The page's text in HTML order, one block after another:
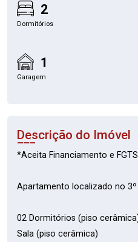
2
Dormitórios
1
Garagem
Descrição do Imóvel
*Aceita Financiamento e
Apartamento localizado no
02 Dormitórios (piso
Sala (piso cerâmica)